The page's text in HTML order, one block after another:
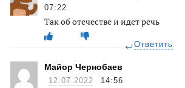
07:22
Так об отечестве и идет речь
Ответить
Майор Чернобаев
12.07.2022 14:56